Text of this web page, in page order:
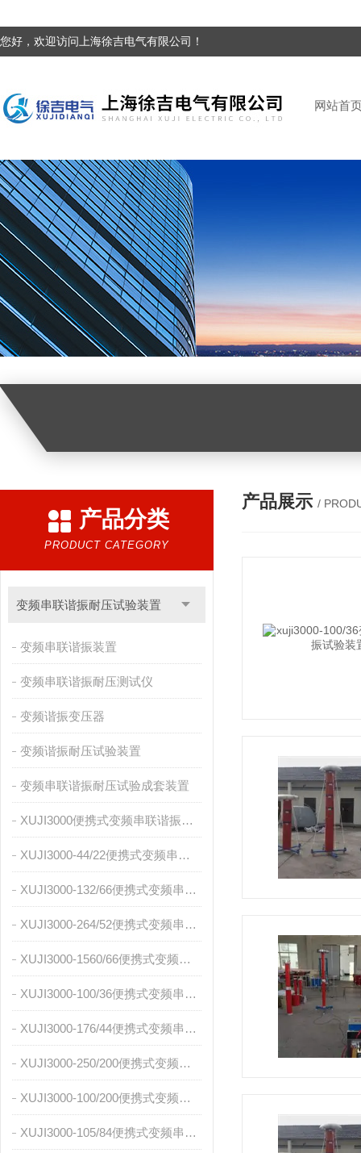
您好，欢迎访问上海徐吉电气有限公司！
网站首
产品分类
PRODUCT CATEGORY
变频串联谐振耐压试验装置
变频串联谐振装置
变频串联谐振耐压测试仪
变频谐振变压器
变频谐振耐压试验装置
变频串联谐振耐压试验成套装置
XUJI3000便携式变频串联谐振成套试验装置
XUJI3000-44/22便携式变频串联谐振成套试验装置
XUJI3000-132/66便携式变频串联谐振成套试验装置
XUJI3000-264/52便携式变频串联谐振成套试验装置
XUJI3000-1560/66便携式变频串联谐振成套试验装置
XUJI3000-100/36便携式变频串联谐振成套试验装置
XUJI3000-176/44便携式变频串联谐振成套试验装置
XUJI3000-250/200便携式变频串联谐振成套试验装置
XUJI3000-100/200便携式变频串联谐振成套试验装置
XUJI3000-105/84便携式变频串联谐振成套试验装置
产品展示 /